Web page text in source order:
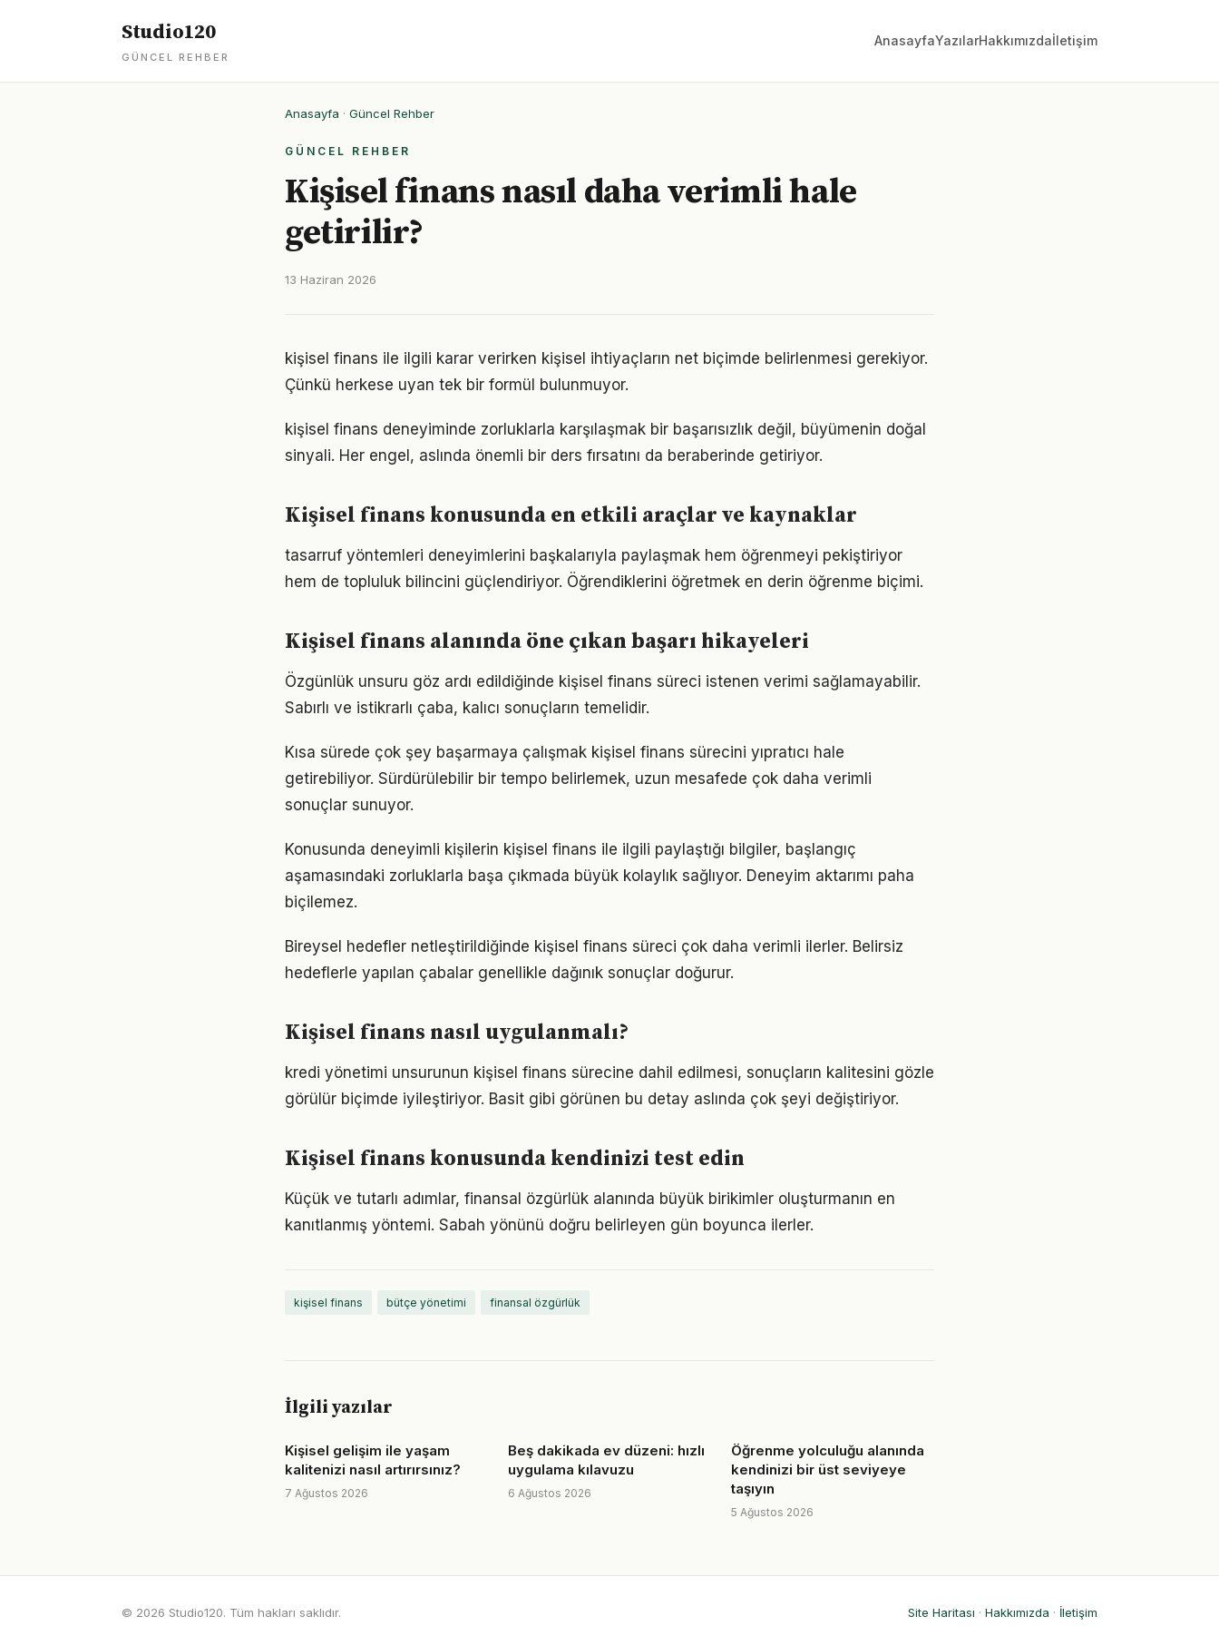
Studio120
GÜNCEL REHBER
AnasayfaYazılarHakkımızdaİletişim
Anasayfa · Güncel Rehber
GÜNCEL REHBER
Kişisel finans nasıl daha verimli hale
getirilir?
13 Haziran 2026
kişisel finans ile ilgili karar verirken kişisel ihtiyaçların net biçimde belirlenmesi gerekiyor.
Çünkü herkese uyan tek bir formül bulunmuyor.
kişisel finans deneyiminde zorluklarla karşılaşmak bir başarısızlık değil, büyümenin doğal
sinyali. Her engel, aslında önemli bir ders fırsatını da beraberinde getiriyor.
Kişisel finans konusunda en etkili araçlar ve kaynaklar
tasarruf yöntemleri deneyimlerini başkalarıyla paylaşmak hem öğrenmeyi pekiştiriyor
hem de topluluk bilincini güçlendiriyor. Öğrendiklerini öğretmek en derin öğrenme biçimi.
Kişisel finans alanında öne çıkan başarı hikayeleri
Özgünlük unsuru göz ardı edildiğinde kişisel finans süreci istenen verimi sağlamayabilir.
Sabırlı ve istikrarlı çaba, kalıcı sonuçların temelidir.
Kısa sürede çok şey başarmaya çalışmak kişisel finans sürecini yıpratıcı hale
getirebiliyor. Sürdürülebilir bir tempo belirlemek, uzun mesafede çok daha verimli
sonuçlar sunuyor.
Konusunda deneyimli kişilerin kişisel finans ile ilgili paylaştığı bilgiler, başlangıç
aşamasındaki zorluklarla başa çıkmada büyük kolaylık sağlıyor. Deneyim aktarımı paha
biçilemez.
Bireysel hedefler netleştirildiğinde kişisel finans süreci çok daha verimli ilerler. Belirsiz
hedeflerle yapılan çabalar genellikle dağınık sonuçlar doğurur.
Kişisel finans nasıl uygulanmalı?
kredi yönetimi unsurunun kişisel finans sürecine dahil edilmesi, sonuçların kalitesini gözle
görülür biçimde iyileştiriyor. Basit gibi görünen bu detay aslında çok şeyi değiştiriyor.
Kişisel finans konusunda kendinizi test edin
Küçük ve tutarlı adımlar, finansal özgürlük alanında büyük birikimler oluşturmanın en
kanıtlanmış yöntemi. Sabah yönünü doğru belirleyen gün boyunca ilerler.
kişisel finans bütçe yönetimi finansal özgürlük
İlgili yazılar
Kişisel gelişim ile yaşam
kalitenizi nasıl artırırsınız?
7 Ağustos 2026
Beş dakikada ev düzeni: hızlı
uygulama kılavuzu
6 Ağustos 2026
Öğrenme yolculuğu alanında
kendinizi bir üst seviyeye
taşıyın
5 Ağustos 2026
© 2026 Studio120. Tüm hakları saklıdır. Site Haritası · Hakkımızda · İletişim